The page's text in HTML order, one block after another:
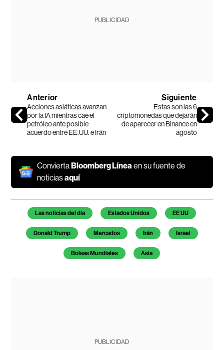
PUBLICIDAD
Anterior
Acciones asiáticas avanzan
por la IA mientras cae el
petróleo ante posible
acuerdo entre EE.UU. e Irán
Siguiente
Estas son las 6
criptomonedas que dejarán
de aparecer en Binance en
agosto
ConviertaBloomberg Línea en su fuente de
noticiasaquí
Temas de este artículo
Las noticias del día Estados Unidos EE UU
Donald Trump Mercados Irán Israel
Bolsas Mundiales Asia
PUBLICIDAD